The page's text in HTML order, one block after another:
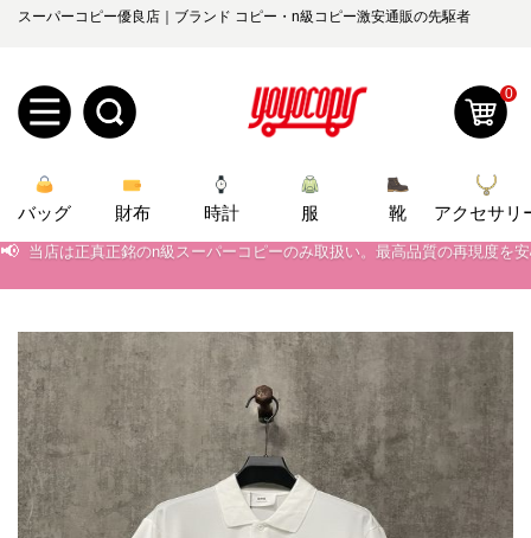
スーパーコピー優良店｜ブランド コピー・n級コピー激安通販の先駆者
規
ザ
ー
登
ロ
ン
オ
ー
ダ
お
知
yoyocopys@gmail.com
0
バッグ 財布 時計 服 靴 アクセサリ
当店は正真正銘のn級スーパーコピーのみ取扱い。最高品質の再現度を
📢 当店は正真正銘のn級スーパーコピーのみ取扱い。最高品質の再現度を
📢 2026春の新作続々更新中！期間中のご注文でお得な割引をご利用いただ
📢 新作入荷！ルイ・ヴィトンスーパーコピー バッグ最新モデルが登場。